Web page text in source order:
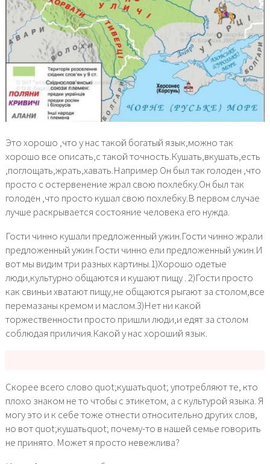
Это хорошо ,что у нас такой богатый язык,можно так
хорошо все описать,с такой точность.Кушать,вкушать,есть
,поглощать,жрать,хавать.Например Он был так голоден ,что
просто с остервенение жрал свою похлебку.Он был так
голоден ,что просто кушал свою похлебку.В первом случае
лучше раскрывается состояние человека его нужда.
Гости чинно кушали предложенный ужин.Гости чинно жрали
предложенный ужин.Гости чинно ели предложенный ужин.И
вот мы видим три разных картины.1)Хорошо одетые
люди,культурно общаются и кушают пищу . 2)Гости просто
как свиньи хватают пищу,не общаются рыгают за столом,все
перемазаны кремом и маслом.3)Нет ни какой
торжественности просто пришли люди,и едят за столом
соблюдая приличия.Какой у нас хороший язык.
Скорее всего слово quot;кушатьquot; употребляют те, кто
плохо знаком не то чтобы с этикетом, а с культурой языка. Я
могу это и к себе тоже отнести относительно других слов,
но вот quot;кушатьquot; почему-то в нашей семье говорить
не принято. Может я просто невежлива?